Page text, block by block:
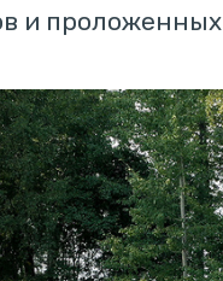
и проложенных